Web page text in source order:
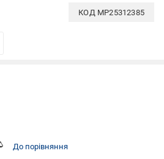
КОД MP25312385
До порівняння